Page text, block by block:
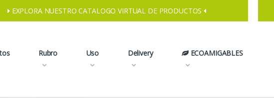
EXPLORA NUESTRO CATALOGO VIRTUAL DE PRODUCTOS
Rubro Uso Delivery ECOAMIGABLES